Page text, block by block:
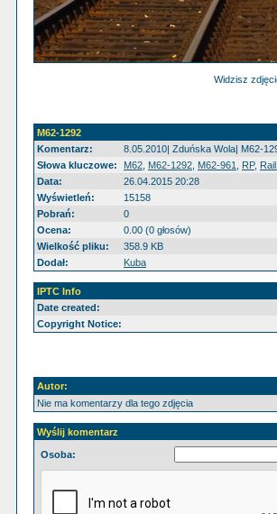
Widzisz
M62-1292
Komentarz:
8.05.2010| Zduńska Wola| M62-
Słowa kluczowe:
M62 M62-1292 M62-961 RP,
Data:
26.04.2015 20:28
Wyświetleń:
15158
Pobrań:
0
Ocena:
0.00 (0 głosów)
Wielkość pliku:
358.9 KB
Dodał:
Kuba
IPTC Info
Date created:
Copyright Notice:
Autor:
Nie ma komentarzy dla tego zdjęcia
Wyślij komentarz
Osoba: